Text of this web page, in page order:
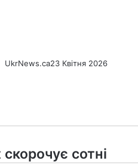
UkrNews.ca23 Квітня 2026
сотні